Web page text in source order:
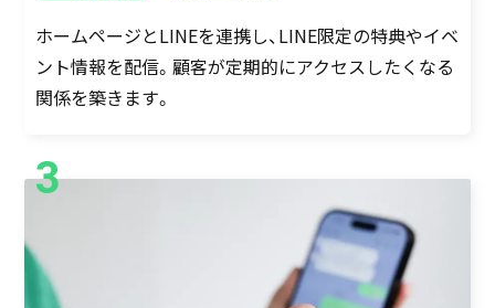
ホームページとLINEを連携し、LINE限定の特典やイベ
ント情報を配信。顧客が定期的にアクセスしたくなる
関係を築きます。